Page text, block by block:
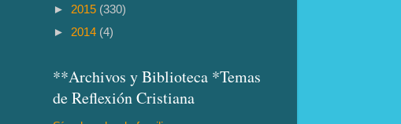
► 2015 (330)
► 2014 (4)
**Archivos y Biblioteca *Temas
de Reflexión Cristiana